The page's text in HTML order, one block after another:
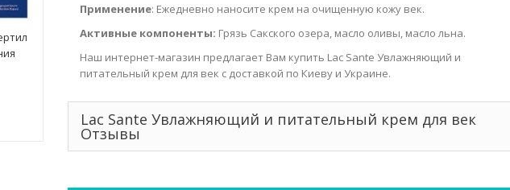
Применение: Ежедневно наносите крем на очищенную кожу век.
Активные компоненты: Грязь Сакского озера, масло оливы, масло льна.
Наш интернет-магазин предлагает Вам купить Lac Sante Увлажняющий и
питательный крем для век с доставкой по Киеву и Украине.
Lac Sante Увлажняющий и питательный крем для век
Отзывы